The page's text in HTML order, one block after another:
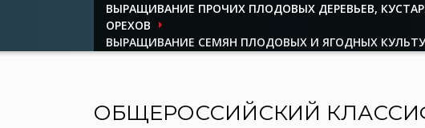
ВЫРАЩИВАНИЕ ПРОЧИХ ПЛОДОВЫХ ДЕРЕВЬЕВ,
ОРЕХОВ
ВЫРАЩИВАНИЕ СЕМЯН ПЛОДОВЫХ И ЯГОДНЫХ
ОБЩЕРОССИЙСКИЙ